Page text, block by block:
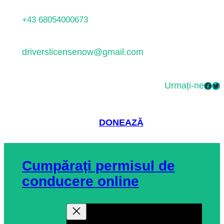
+43 68054000673
driverslicensenow@gmail.com
Urmați-neFacebook Twitter
DONEAZĂ
Cumpărați permisul de
conducere online